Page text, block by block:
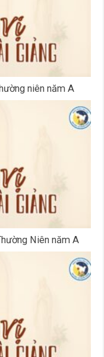
niên năm A
Niên năm A